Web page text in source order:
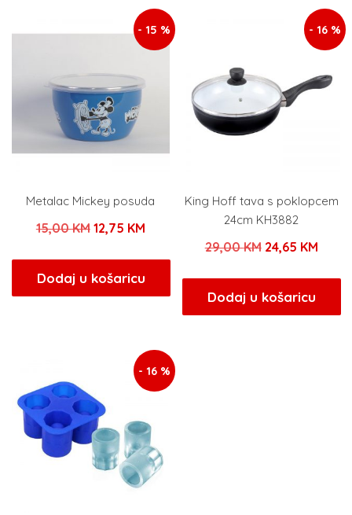
- 15 %
Metalac Mickey posuda
15,00KM Izvorna
bila
je:
12,75 KMTrenutna
je:
12,75 KM.
Dodaj u košaricu
- 16 %
King Hoff tava s poklopcem
24cm KH3882
29,00KM Izvorna
bila
je:
24,65 KM
24,65
Dodaj u košaricu
- 16 %